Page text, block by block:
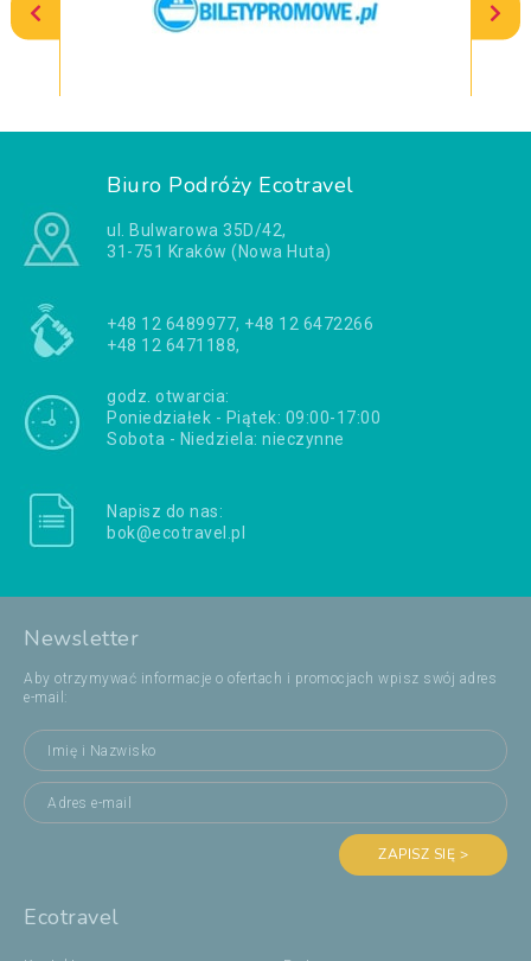
Biuro Podróży Ecotravel
ul. Bulwarowa 35D/42,
31-751 Kraków (Nowa Huta)
+48 12 6489977, +48 12 6472266
+48 12 6471188,
godz. otwarcia:
Poniedziałek - Piątek: 09:00-17:00
Sobota - Niedziela: nieczynne
Napisz do nas:
bok@ecotravel.pl
Newsletter
Aby otrzymywać informacje o ofertach i promocjach wpisz swój adres
e-mail:
ZAPISZ SIĘ >
Ecotravel